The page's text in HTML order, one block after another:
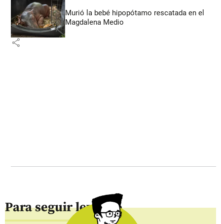
Murió la bebé hipopótamo rescatada en el
Magdalena Medio
share
Para seguir leyendo